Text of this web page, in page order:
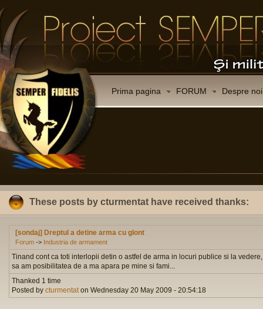
Prima pagina FORUM Despre noi
These posts by cturmentat have received thanks:
[sondaj] Dreptul a detine arma cu glont
Forum -> Industria de armament
Tinand cont ca toti interlopii detin o astfel de arma in locuri publice si la
sa am posibilitatea de a ma apara pe mine si fami...
Thanked 1 time
Posted by cturmentaton Wednesday 20 May 2009 - 20:54:18